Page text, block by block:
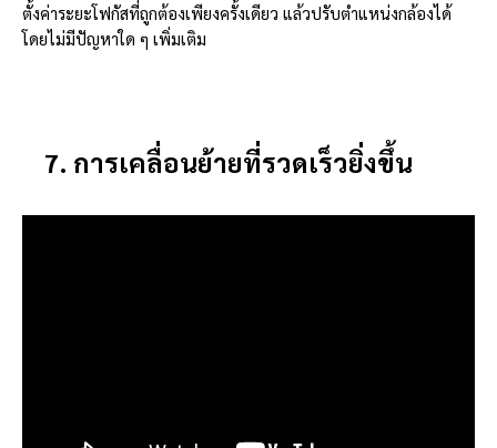
ตั้งค่าระยะโฟกัสที่ถูกต้องเพียงครั้งเดียว แล้วปรับตำแหน่งกล้องได้
โดยไม่มีปัญหาใด ๆ เพิ่มเติม
7. การเคลื่อนย้ายที่รวดเร็วยิ่งขึ้น